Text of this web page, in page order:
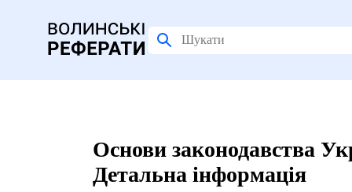
Основи законодавства
Детальна інформація